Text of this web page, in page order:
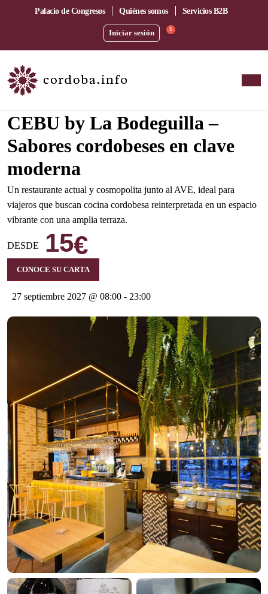
Palacio de Congresos Quiénes somos Servicios B2B
Iniciar sesión 1
CEBU by La Bodeguilla –
Sabores cordobeses en clave
moderna
Un restaurante actual y cosmopolita junto al AVE, ideal para
viajeros que buscan cocina cordobesa reinterpretada en un espacio
vibrante con una amplia terraza.
DESDE 15€
CONOCE SU CARTA
27 septiembre 2027 @ 08:00 - 23:00